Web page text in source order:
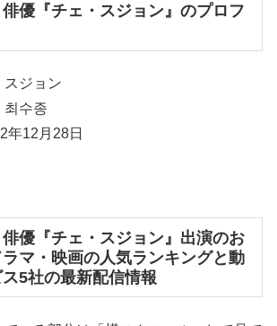
優『チェ・スジョン』のプロフ
スジョン
최수종
年12月28日
優『チェ・スジョン』出演のお
マ・映画の人気ランキングと動
5社の最新配信情報